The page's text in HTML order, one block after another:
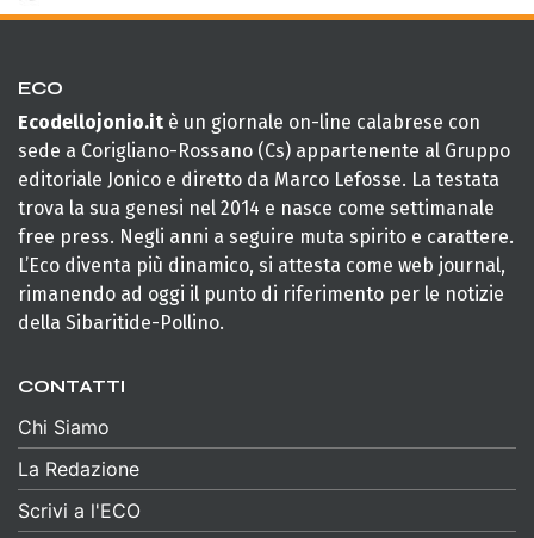
ECO
Ecodellojonio.it è un giornale on-line calabrese con
sede a Corigliano-Rossano (Cs) appartenente al Gruppo
editoriale Jonico e diretto da Marco Lefosse. La testata
trova la sua genesi nel 2014 e nasce come settimanale
free press. Negli anni a seguire muta spirito e carattere.
L’Eco diventa più dinamico, si attesta come web journal,
rimanendo ad oggi il punto di riferimento per le notizie
della Sibaritide-Pollino.
CONTATTI
Chi Siamo
La Redazione
Scrivi a l'ECO